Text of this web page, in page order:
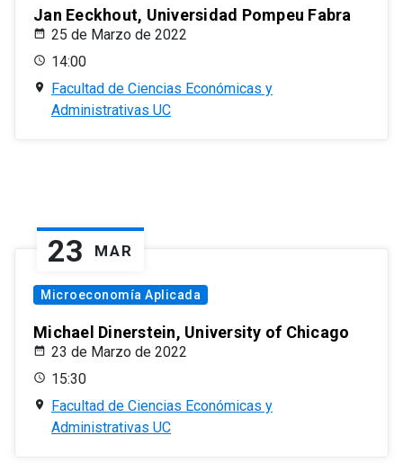
Jan Eeckhout, Universidad Pompeu Fabra
25 de Marzo de 2022
14:00
Facultad de Ciencias Económicas y
Administrativas UC
23 MAR
Microeconomía Aplicada
Michael Dinerstein, University of Chicago
23 de Marzo de 2022
15:30
Facultad de Ciencias Económicas y
Administrativas UC